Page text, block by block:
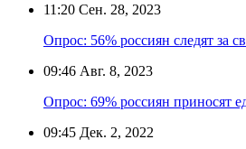
11:20 Сен. 28, 2023
Опрос: 56% россиян следят за
09:46 Авг. 8, 2023
Опрос: 69% россиян приносят
09:45 Дек. 2, 2022